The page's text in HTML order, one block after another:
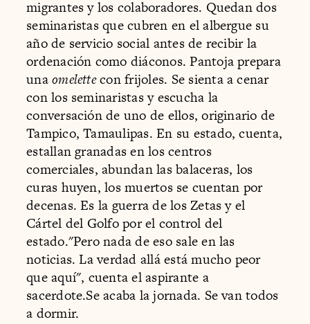
migrantes y los colaboradores. Quedan dos
seminaristas que cubren en el albergue su
año de servicio social antes de recibir la
ordenación como diáconos. Pantoja prepara
unaomelettecon frijoles. Se sienta a cenar
con los seminaristas y escucha la
conversación de uno de ellos, originario de
Tampico, Tamaulipas. En su estado, cuenta,
estallan granadas en los centros
comerciales, abundan las balaceras, los
curas huyen, los muertos se cuentan por
decenas. Es la guerra de los Zetas y el
Cártel del Golfo por el control del
estado."Pero nada de eso sale en las
noticias. La verdad allá está mucho peor
que aquí", cuenta el aspirante a
sacerdote.Se acaba la jornada. Se van todos
a dormir.